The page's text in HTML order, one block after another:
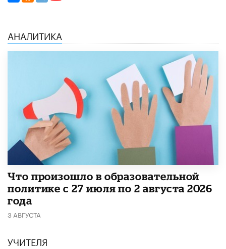
АНАЛИТИКА
​Что произошло в образовательной
политике с 27 июля по 2 августа 2026
года
3 АВГУСТА
УЧИТЕЛЯ